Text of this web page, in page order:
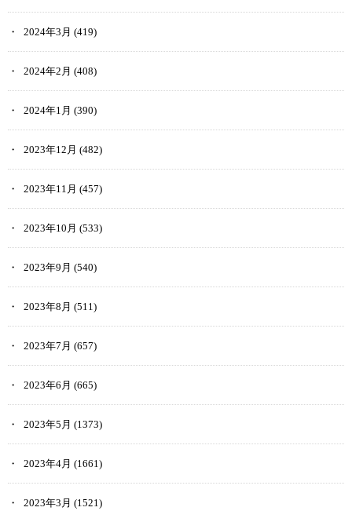
2024年3月 (419)
2024年2月 (408)
2024年1月 (390)
2023年12月 (482)
2023年11月 (457)
2023年10月 (533)
2023年9月 (540)
2023年8月 (511)
2023年7月 (657)
2023年6月 (665)
2023年5月 (1373)
2023年4月 (1661)
2023年3月 (1521)